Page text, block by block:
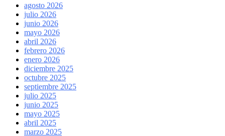
agosto 2026
julio 2026
junio 2026
mayo 2026
abril 2026
febrero 2026
enero 2026
diciembre 2025
octubre 2025
septiembre 2025
julio 2025
junio 2025
mayo 2025
abril 2025
marzo 2025